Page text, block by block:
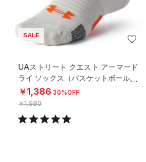
SALE
UAストリート クエスト アーマード
ライ ソックス（バスケットボール/U
NISEX）
￥1,386 30%OFF
￥1,980